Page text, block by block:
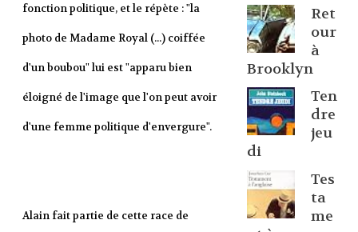
fonction politique, et le répète : "la
photo de Madame Royal (...) coiffée
d'un boubou" lui est "apparu bien
éloigné de l'image que l'on peut avoir
d'une femme politique d'envergure".
Alain fait partie de cette race de
Ret
our
à
Brooklyn
Ten
dre
jeu
di
Tes
ta
me